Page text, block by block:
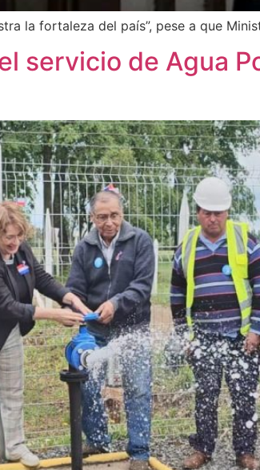
la fortaleza del país”, pese a que
servicio de Agua